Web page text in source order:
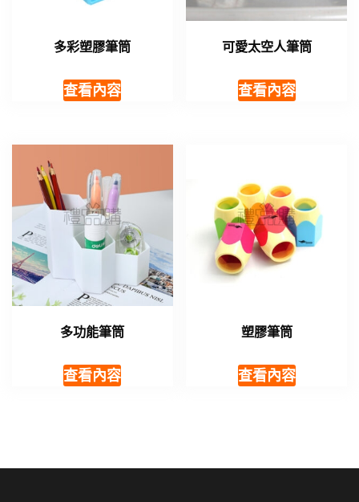
多彩塑膠筆筒
查看內容
可愛太空人筆筒
查看內容
多功能筆筒
查看內容
塑膠筆筒
查看內容